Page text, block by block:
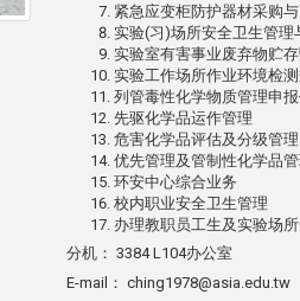
紧急应变柜防护器材采购
实验(习)场所安全卫生管理
实验室有害事业废弃物贮
实验工作场所作业环境检
列管毒性化学物质管理申
先驱化学品运作管理
危害化学品评估及分级管理
优先管理及管制性化学品
环安中心综合业务
校内职业安全卫生管理
办理教职员工生及实验场
分机： 3384 L104办公室
E-mail： ching1978@asia.edu.tw